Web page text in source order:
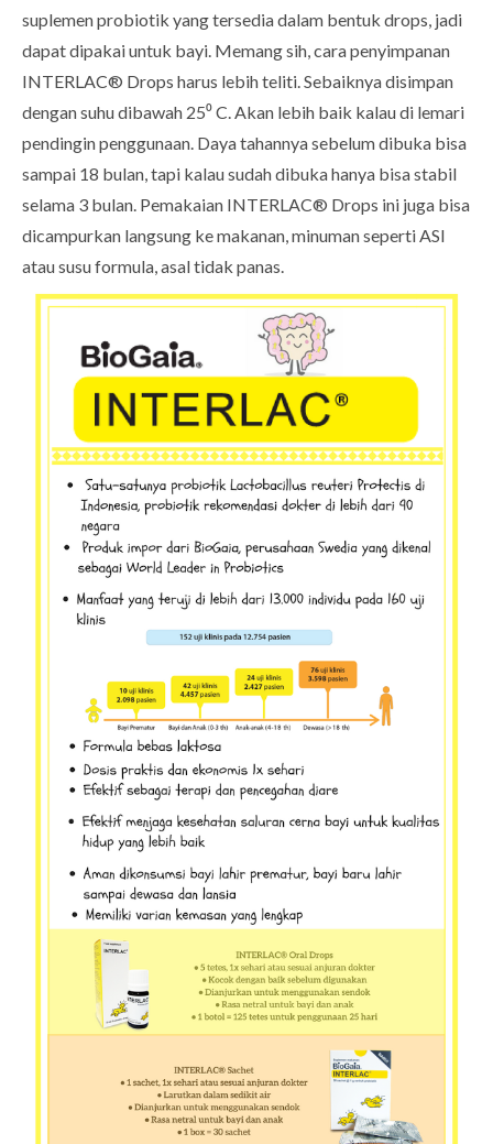
suplemen probiotik yang tersedia dalam bentuk drops, jadi
dapat dipakai untuk bayi. Memang sih, cara penyimpanan
INTERLAC® Drops harus lebih teliti. Sebaiknya disimpan
dengan suhu dibawah 25⁰ C. Akan lebih baik kalau di lemari
pendingin penggunaan. Daya tahannya sebelum dibuka bisa
sampai 18 bulan, tapi kalau sudah dibuka hanya bisa stabil
selama 3 bulan. Pemakaian INTERLAC® Drops ini juga bisa
dicampurkan langsung ke makanan, minuman seperti ASI
atau susu formula, asal tidak panas.